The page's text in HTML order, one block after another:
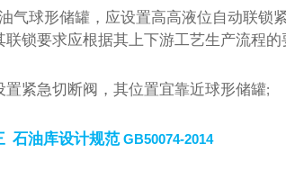
气球形储罐，应设置高高液位自动联锁
锁要求应根据其上下游工艺生产流程的
紧急切断阀，其位置宜靠近球形储罐;
石油库设计规范GB50074-2014